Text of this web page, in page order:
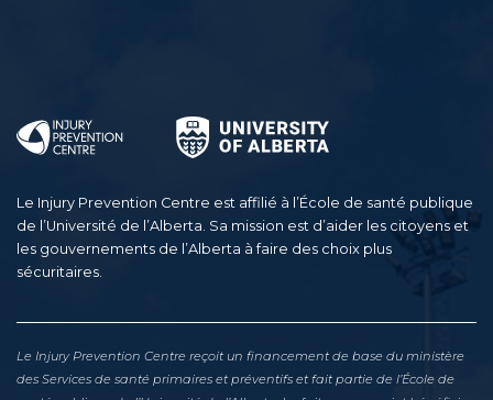
Le Injury Prevention Centre est affilié à l’École de santé publique
de l’Université de l’Alberta. Sa mission est d’aider les citoyens et
les gouvernements de l’Alberta à faire des choix plus
sécuritaires.
Le Injury Prevention Centre reçoit un financement de base du ministère
des Services de santé primaires et préventifs et fait partie de l’École de